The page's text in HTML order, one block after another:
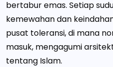
bertabur emas. Setiap
kemewahan dan
pusat toleransi, di mana
masuk, mengagumi
tentang Islam.